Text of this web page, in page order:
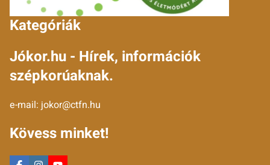
Kategóriák
Jókor.hu - Hírek, információk
szépkorúaknak.
e-mail: jokor@ctfn.hu
Kövess minket!